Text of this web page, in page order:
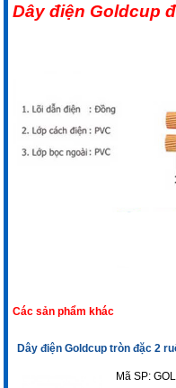
Dây điện Goldcup
Các sản phẩm khác
Dây điện Goldcup tròn đặc 2
Mã SP: